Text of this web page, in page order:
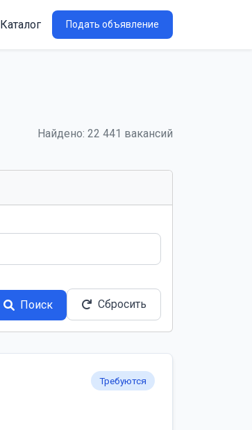
Каталог Подать объявление
Найдено: 22 441 вакансий
Поиск
Сбросить
Требуются